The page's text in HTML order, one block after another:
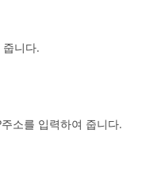
니다.
소를 입력하여 줍니다.